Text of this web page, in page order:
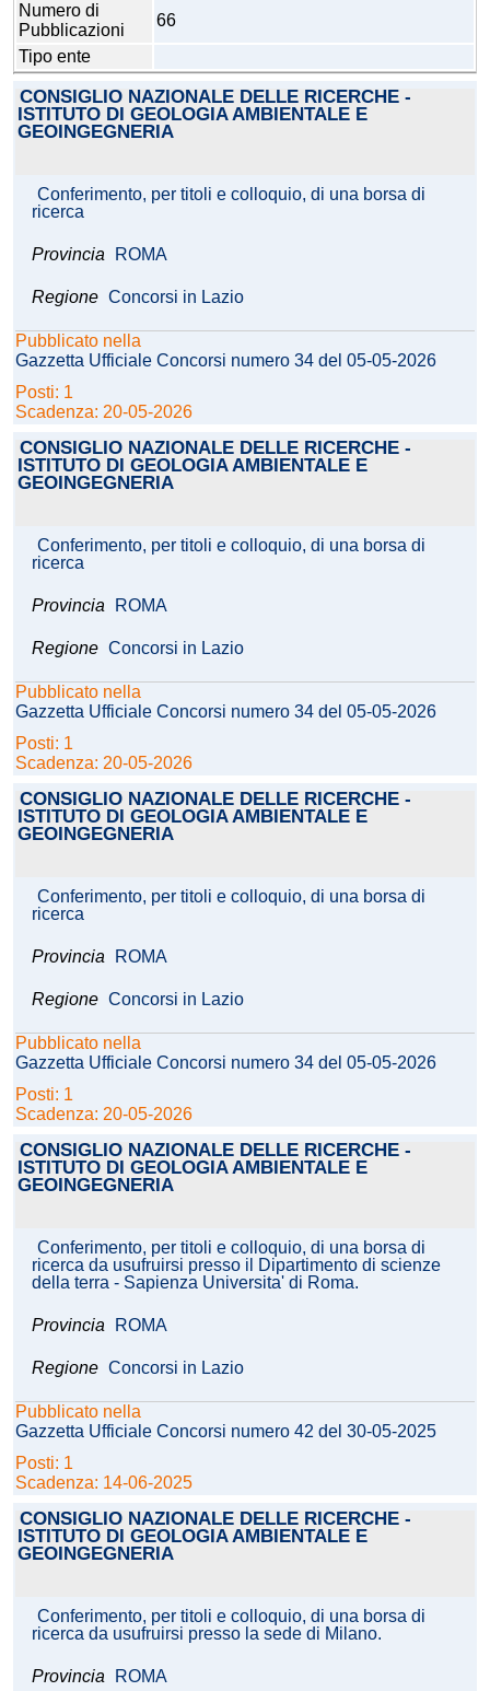
Numero di
Pubblicazioni
66
Tipo ente
CONSIGLIO NAZIONALE DELLE RICERCHE -
ISTITUTO DI GEOLOGIA AMBIENTALE E
GEOINGEGNERIA
Conferimento, per titoli e colloquio, di una borsa di
ricerca
Provincia ROMA
Regione Concorsi in Lazio
Pubblicato nella
Gazzetta Ufficiale Concorsi numero 34 del 05-05-2026
Posti: 1
Scadenza: 20-05-2026
CONSIGLIO NAZIONALE DELLE RICERCHE -
ISTITUTO DI GEOLOGIA AMBIENTALE E
GEOINGEGNERIA
Conferimento, per titoli e colloquio, di una borsa di
ricerca
Provincia ROMA
Regione Concorsi in Lazio
Pubblicato nella
Gazzetta Ufficiale Concorsi numero 34 del 05-05-2026
Posti: 1
Scadenza: 20-05-2026
CONSIGLIO NAZIONALE DELLE RICERCHE -
ISTITUTO DI GEOLOGIA AMBIENTALE E
GEOINGEGNERIA
Conferimento, per titoli e colloquio, di una borsa di
ricerca
Provincia ROMA
Regione Concorsi in Lazio
Pubblicato nella
Gazzetta Ufficiale Concorsi numero 34 del 05-05-2026
Posti: 1
Scadenza: 20-05-2026
CONSIGLIO NAZIONALE DELLE RICERCHE -
ISTITUTO DI GEOLOGIA AMBIENTALE E
GEOINGEGNERIA
Conferimento, per titoli e colloquio, di una borsa di
ricerca da usufruirsi presso il Dipartimento di scienze
della terra - Sapienza Universita' di Roma.
Provincia ROMA
Regione Concorsi in Lazio
Pubblicato nella
Gazzetta Ufficiale Concorsi numero 42 del 30-05-2025
Posti: 1
Scadenza: 14-06-2025
CONSIGLIO NAZIONALE DELLE RICERCHE -
ISTITUTO DI GEOLOGIA AMBIENTALE E
GEOINGEGNERIA
Conferimento, per titoli e colloquio, di una borsa di
ricerca da usufruirsi presso la sede di Milano.
Provincia ROMA